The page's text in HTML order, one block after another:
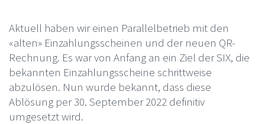
Aktuell haben wir einen Parallelbetrieb mit den
«alten» Einzahlungsscheinen und der neuen QR-
Rechnung. Es war von Anfang an ein Ziel der SIX, die
bekannten Einzahlungsscheine schrittweise
abzulösen. Nun wurde bekannt, dass diese
Ablösung per 30. September 2022 definitiv
umgesetzt wird.